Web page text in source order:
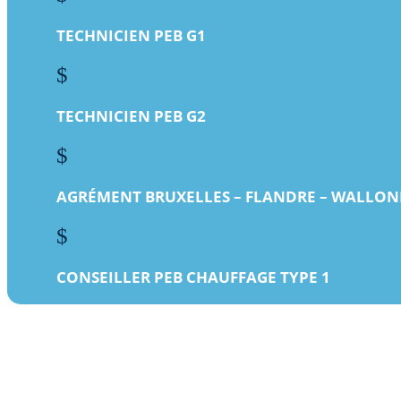
TECHNICIEN PEB G1
$
TECHNICIEN PEB G2
$
AGRÉMENT BRUXELLES – FLANDRE –
$
CONSEILLER PEB CHAUFFAGE TYPE 1